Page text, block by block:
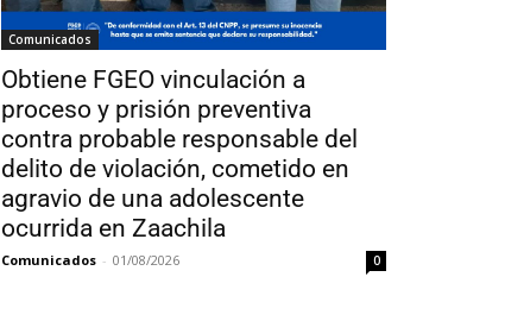
Comunicados
Obtiene FGEO vinculación a
proceso y prisión preventiva
contra probable responsable del
delito de violación, cometido en
agravio de una adolescente
ocurrida en Zaachila
Comunicados - 01/08/2026 0